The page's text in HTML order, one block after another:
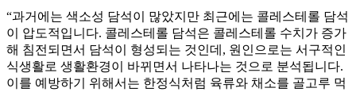
“과거에는 색소성 담석이 많았지만 최근에는 콜레스테롤 담석
이 압도적입니다. 콜레스테롤 담석은 콜레스테롤 수치가 증가
해 침전되면서 담석이 형성되는 것인데, 원인으로는 서구적인
식생활로 생활환경이 바뀌면서 나타나는 것으로 분석됩니다.
이를 예방하기 위해서는 한정식처럼 육류와 채소를 골고루 먹